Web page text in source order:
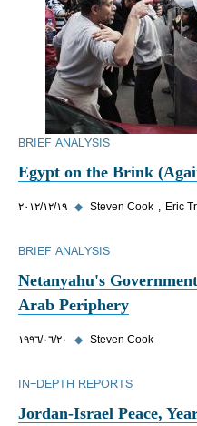
BRIEF ANALYSIS
Egypt on the Brink
١٩‏/١٢‏/٢٠١٢ ◆ Steven Cook Eric
BRIEF ANALYSIS
Netanyahu's
Arab Periphery
٢٠‏/٠٦‏/١٩٩٦ ◆ Steven Cook
IN-DEPTH REPORTS
Jordan-Israel Peace,